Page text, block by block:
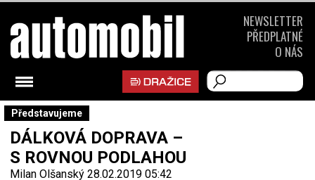
Představujeme
DÁLKOVÁ DOPRAVA –
S ROVNOU PODLAHOU
Milan Olšanský 28.02.2019 05:42
NEWSLETTER
PŘEDPLATNÉ
O NÁS